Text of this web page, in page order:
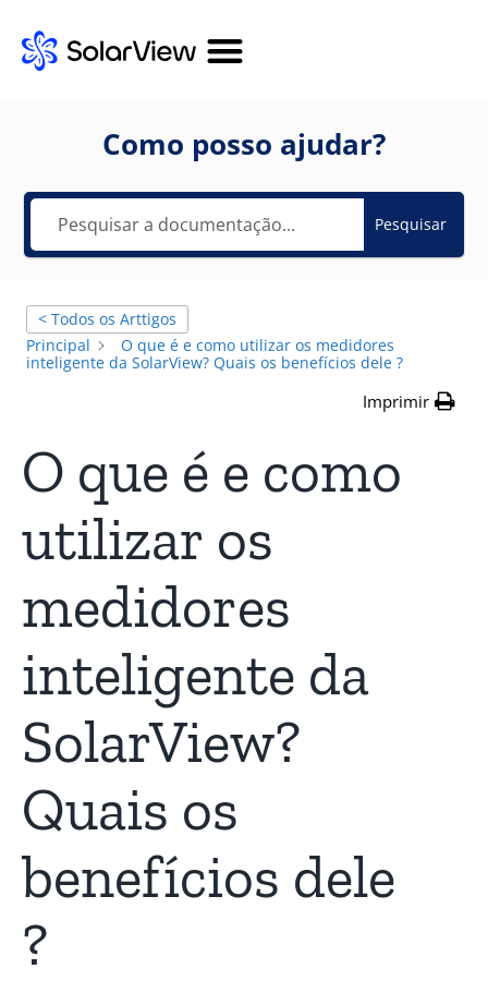
Como posso ajudar?
Pesquisar
< Todos os Arttigos
Principal
O que é e como utilizar os medidores
inteligente da SolarView? Quais os benefícios dele ?
Imprimir
O que é e como
utilizar os
medidores
inteligente da
SolarView?
Quais os
benefícios dele
?